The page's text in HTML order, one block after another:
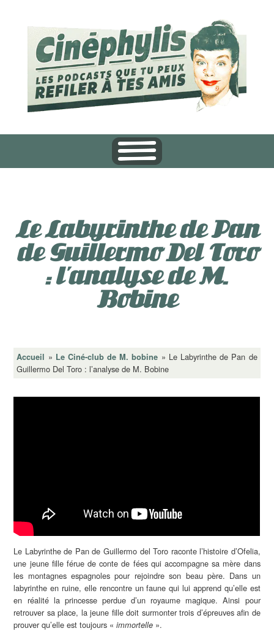
Le Labyrinthe de Pan
de Guillermo Del Toro
: l’analyse de M.
Bobine
Accueil » Le Ciné-club de M. bobine » Le Labyrinthe de Pan de
Guillermo Del Toro : l’analyse de M. Bobine
Le Labyrinthe de Pan de Guillermo del Toro raconte l’histoire d’Ofelia,
une jeune fille férue de conte de fées qui accompagne sa mère dans
les montagnes espagnoles pour rejoindre son beau père. Dans un
labyrinthe en ruine, elle rencontre un faune qui lui apprend qu’elle est
en réalité la princesse perdue d’un royaume magique. Ainsi pour
retrouver sa place, la jeune fille doit surmonter trois d’épreuves afin de
prouver qu’elle est toujours « immortelle ».